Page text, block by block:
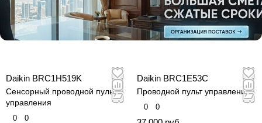
Daikin BRC1H519K
Сенсорный проводной пульт
управления
0 0
Daikin BRC1E53C
Проводной пульт управления
0 0